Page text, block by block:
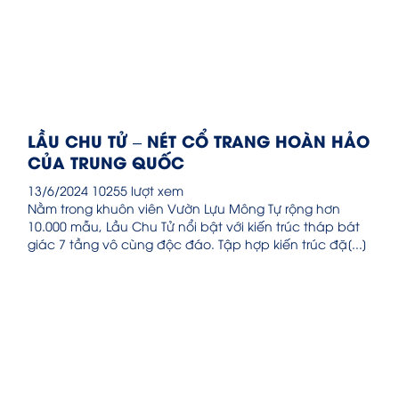
LẦU CHU TỬ – NÉT CỔ TRANG HOÀN HẢO
CỦA TRUNG QUỐC
13/6/2024 10255 lượt xem
Nằm trong khuôn viên Vườn Lựu Mông Tự rộng hơn
10.000 mẫu, Lầu Chu Tử nổi bật với kiến trúc tháp bát
giác 7 tầng vô cùng độc đáo. Tập hợp kiến trúc đặ[...]